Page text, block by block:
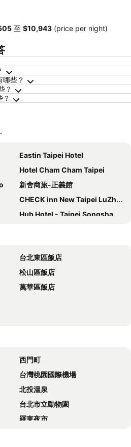
至 ‎$10,943 (price per night)
哪些？
？
？
Eastin Taipei Hotel
Hotel Cham Cham Taipei
新舍商旅-正義館
CHECK inn New Taipei LuZhou
Hub Hotel - Taipei Songshan Airport
Miramar Garden Taipei
柯達大飯店台北一店
福容大飯店淡水漁人碼頭
Beauty Hotels Taipei - Hotel Bchic
梅樓商務驛站
Brother Hotel
Hotel Gracery Taipei
成旅晶贊飯店‧台北蘆洲
台北東區飯店
松山區飯店
萬華區飯店
西門町
台灣桃園國際機場
北投溫泉
台北市立動物園
羅東夜市